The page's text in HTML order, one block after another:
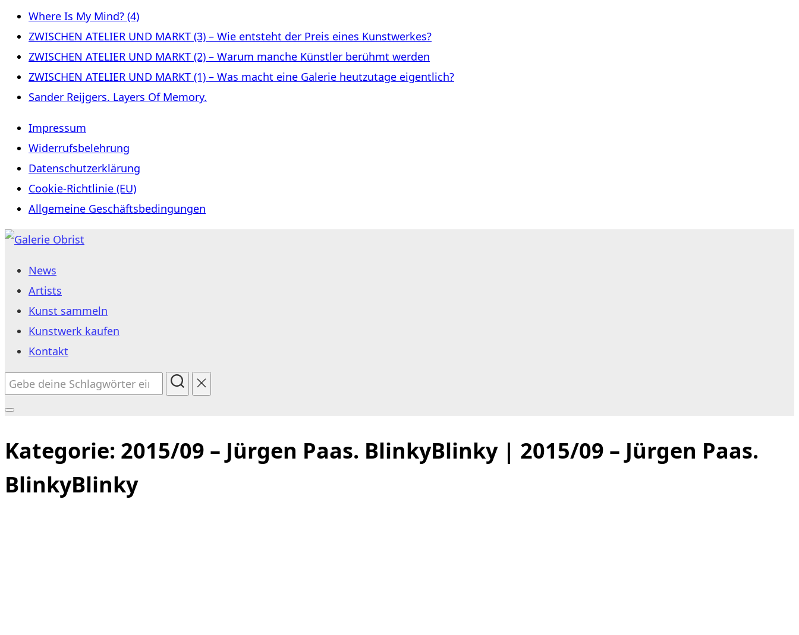
Where Is My Mind? (4)
ZWISCHEN ATELIER UND MARKT (3) – Wie entsteht der Preis eines Kunstwerkes?
ZWISCHEN ATELIER UND MARKT (2) – Warum manche Künstler berühmt werden
ZWISCHEN ATELIER UND MARKT (1) – Was macht eine Galerie heutzutage eigentlich?
Sander Reijgers. Layers Of Memory.
Impressum
Widerrufsbelehrung
Datenschutzerklärung
Cookie-Richtlinie (EU)
Allgemeine Geschäftsbedingungen
Zum
springen
News
Artists
Kunst sammeln
Kunstwerk kaufen
Kontakt
Suchen
&
Navigation
umschalten
Kategorie: 2015/09 – Jürgen Paas. BlinkyBlinky | 2015/09 – Jürgen Paas.
BlinkyBlinky